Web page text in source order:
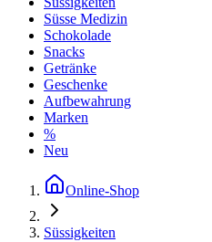
Süsse Medizin
Schokolade
Snacks
Getränke
Geschenke
Aufbewahrung
Marken
%
Neu
Online-Shop
Süssigkeiten